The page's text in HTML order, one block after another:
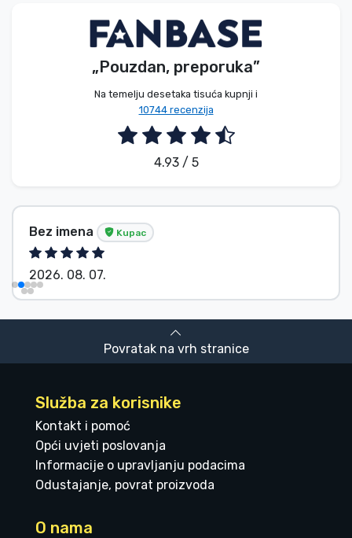
„Pouzdan, preporuka”
Na temelju desetaka tisuća kupnji i
10744 recenzija
4.93 / 5
Bez imena Kupac
2026. 08. 07.
Povratak na vrh stranice
Služba za korisnike
Kontakt i pomoć
Opći uvjeti poslovanja
Informacije o upravljanju podacima
Odustajanje, povrat proizvoda
O nama